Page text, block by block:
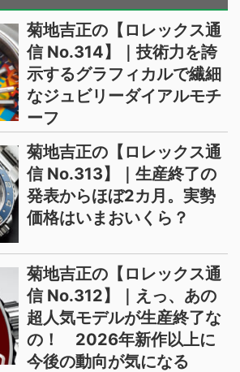
菊地吉正の【ロレックス通
信 No.314】｜技術力を誇
示するグラフィカルで繊細
なジュビリーダイアルモチ
ーフ
菊地吉正の【ロレックス通
信 No.313】｜生産終了の
発表からほぼ2カ月。実勢
価格はいまおいくら？
菊地吉正の【ロレックス通
信 No.312】｜えっ、あの
超人気モデルが生産終了な
の！ 2026年新作以上に
今後の動向が気になる